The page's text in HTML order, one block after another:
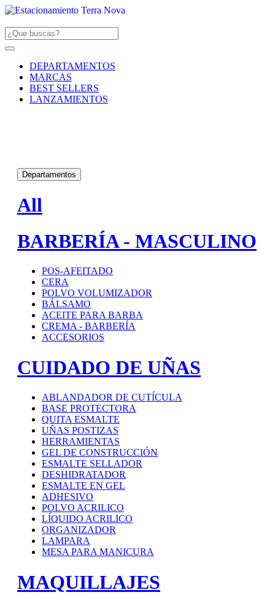
DEPARTAMENTOS
MARCAS
BEST SELLERS
LANZAMIENTOS
Departamentos
All
BARBERÍA - MASCULINO
POS-AFEITADO
CERA
POLVO VOLUMIZADOR
BÁLSAMO
ACEITE PARA BARBA
CREMA - BARBERÍA
ACCESORIOS
CUIDADO DE UÑAS
ABLANDADOR DE CUTÍCULA
BASE PROTECTORA
QUITA ESMALTE
UÑAS POSTIZAS
HERRAMIENTAS
GEL DE CONSTRUCCIÓN
ESMALTE SELLADOR
DESHIDRATADOR
ESMALTE EN GEL
ADHESIVO
POLVO ACRILICO
LÍQUIDO ACRILICO
ORGANIZADOR
LAMPARA
MESA PARA MANICURA
MAQUILLAJES